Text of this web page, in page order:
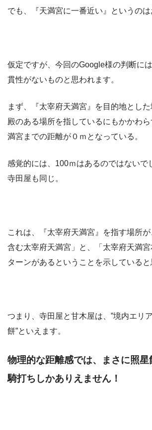
でも、『天満宮に一番近い』というのは
仮定ですが、今回のGoogle様の判断に
貫性がないものと思われます。
まず、『太宰府天満宮』を目的地とし
殿のある場所を指しているにもかかわ
満宮までの距離が０ｍとなっている。
感覚的には、100ｍはあるのではないで
寺田屋も同じ。
これは、『太宰府天満宮』を指す場所
含む太宰府天満宮」と、「太宰府天満
ターンがあるということを示していると
つまり、寺田屋と甘木屋は、”境内エリ
餅”といえます。
物理的な距離感では、まさに照
騎打ちしかありえません！